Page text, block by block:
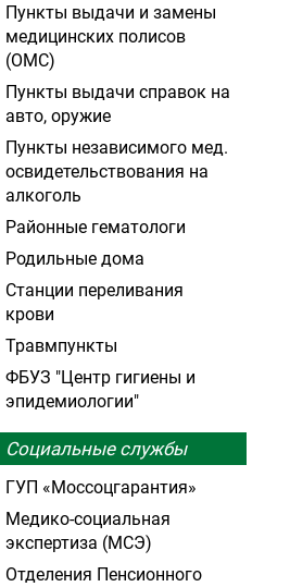
Пункты выдачи и замены
медицинских полисов
(ОМС)
Пункты выдачи справок на
авто, оружие
Пункты независимого мед.
освидетельствования на
алкоголь
Районные гематологи
Родильные дома
Станции переливания
крови
Травмпункты
ФБУЗ "Центр гигиены и
эпидемиологии"
Социальные службы
ГУП «Моссоцгарантия»
Медико-социальная
экспертиза (МСЭ)
Отделения Пенсионного